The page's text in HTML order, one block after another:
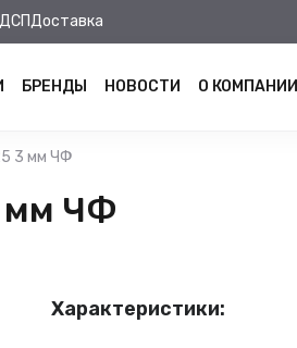
Доставка
БРЕНДЫ НОВОСТИ О КОМПАНИИ
3 мм ЧФ
мм ЧФ
Характеристики: